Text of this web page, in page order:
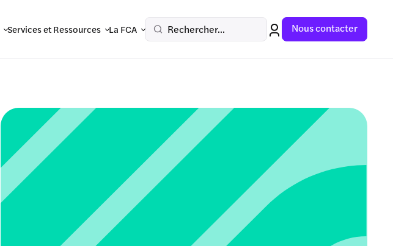
Services et Ressources La FCA Rechercher... Nous contacter